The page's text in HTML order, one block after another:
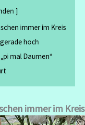
immer im Kreis
hoch
mal Daumen“
immer im Kreis